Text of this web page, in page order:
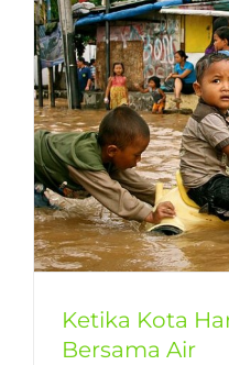
Ketika Kota
Bersama Air